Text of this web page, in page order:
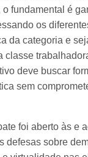
fundamental é
os
da categoria e
classe
deve buscar
sem
foi aberto às e
defesas sobre